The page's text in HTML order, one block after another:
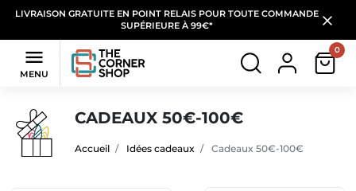
LIVRAISON GRATUITE EN POINT RELAIS POUR TOUTE COMMANDE
SUPÉRIEURE À 99€*

MENU
0
CADEAUX 50€-100€
Accueil Idées cadeaux Cadeaux 50€-100€